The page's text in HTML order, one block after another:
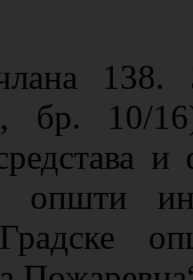
138.
бр. 10/
општи